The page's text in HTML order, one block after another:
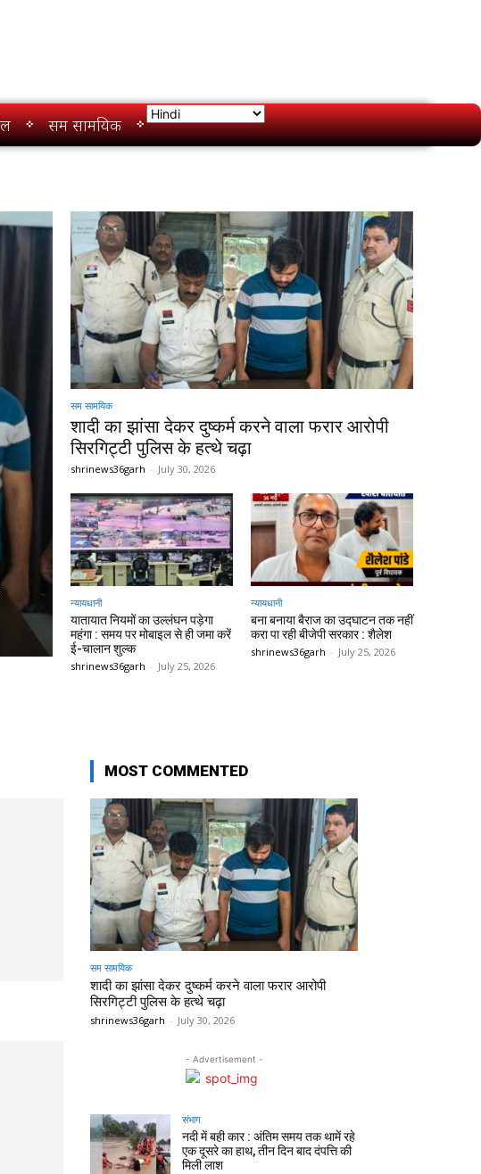
सम सामयिक
सम सामयिक
शादी का झांसा देकर दुष्कर्म करने वाला फरार आरोपी
सिरगिट्टी पुलिस के हत्थे चढ़ा
shrinews36garh - July 30, 2026
न्यायधानी
यातायात नियमों का उल्लंघन पड़ेगा
महंगा : समय पर मोबाइल से ही जमा करें
ई-चालान शुल्क
shrinews36garh - July 25, 2026
न्यायधानी
बना बनाया बैराज का उद्घाटन तक नहीं
करा पा रही बीजेपी सरकार : शैलेश
shrinews36garh - July 25, 2026
MOST COMMENTED
सम सामयिक
शादी का झांसा देकर दुष्कर्म करने वाला फरार आरोपी
सिरगिट्टी पुलिस के हत्थे चढ़ा
shrinews36garh - July 30, 2026
- Advertisement -
संभाग
नदी में बही कार : अंतिम समय तक थामें रहे
एक दूसरे का हाथ, तीन दिन बाद दंपत्ति की
मिली लाश